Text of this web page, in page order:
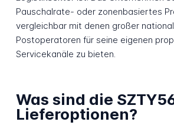
Pauschalrate- oder zonenbasiertes
vergleichbar mit denen großer
Postoperatoren für seine eigenen
Servicekanäle zu bieten.
Was sind die
Lieferoptionen?